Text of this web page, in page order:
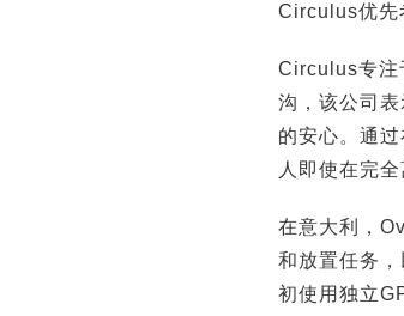
Circulus优先
Circulus专注
沟，该公司
的安心。通
人即使在完
在意大利，
和放置任务
初使用独立